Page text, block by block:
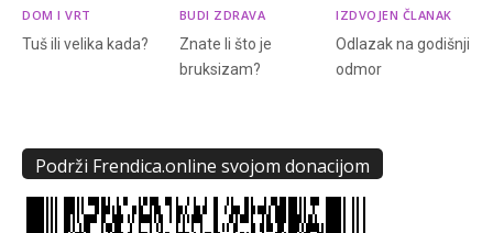
DOM I VRT
Tuš ili velika kada?
BUDI ZDRAVA
Znate li što je
bruksizam?
IZDVOJEN ČLANAK
Odlazak na godišnji
odmor
Podrži Frendica.online svojom donacijom